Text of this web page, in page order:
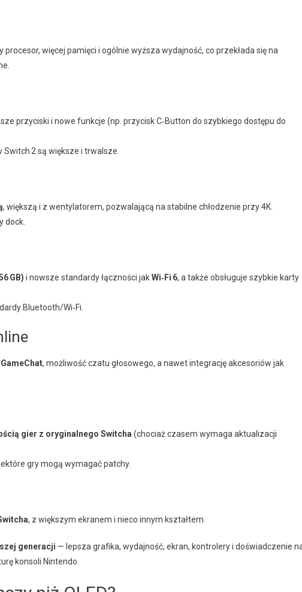
więcej pamięci i ogólnie wyższa wydajność, co przekłada się na
przyciski i nowe funkcje (np. przycisk C‑Button do szybkiego dostępu do
Switch 2 są większe i trwalsze.
, większą i z wentylatorem, pozwalającą na stabilne chłodzenie przy 4K.
dock.
GB) i nowsze standardy łączności jakWi‑Fi 6, a także obsługuje szybkie karty
Bluetooth/Wi‑Fi.
GameChat, możliwość czatu głosowego, a nawet integrację akcesoriów jak
gier z oryginalnego Switcha (chociaż czasem wymaga aktualizacji
gry mogą wymagać patchy.
, z większym ekranem i nieco innym kształtem.
generacji — lepsza grafika, wydajność, ekran, kontrolery i doświadczenie
konsoli Nintendo.